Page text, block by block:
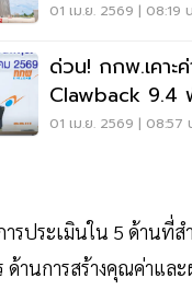
01 เม.ย. 2569 | 08:19
ด่วน! กกพ.เคาะ
Clawback 9.4
พ.ค.-ส.ค. 69
01 เม.ย. 2569 | 08:57
รประเมินใน 5 ด้านที่
านการสร้างคุณค่าแ